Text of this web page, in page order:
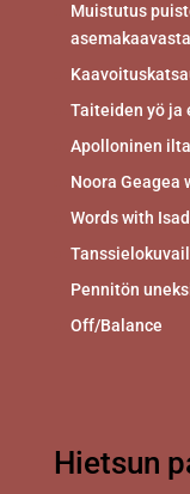
Muistutus
asemakaavasta
Taiteiden yö ja
Apolloninen ilta
Noora Geagea
Words with
Pennitön
Off/Balance
Hietsun